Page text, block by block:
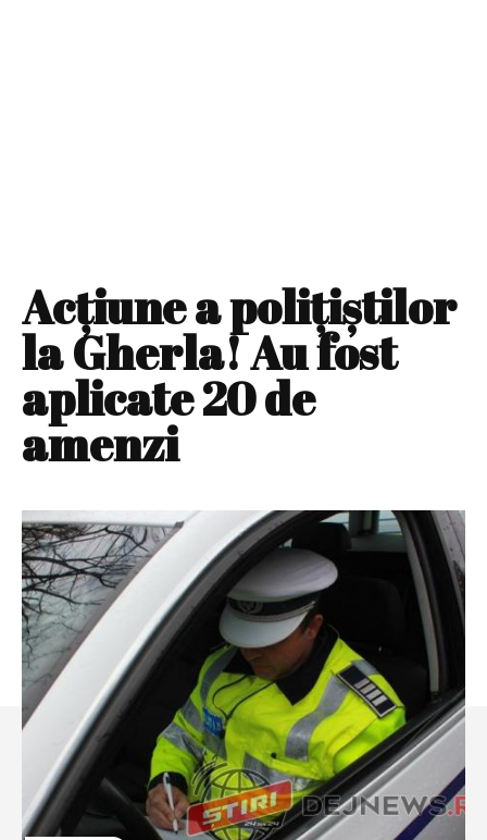
Acţiune a poliţiştilor
la Gherla! Au fost
aplicate 20 de
amenzi